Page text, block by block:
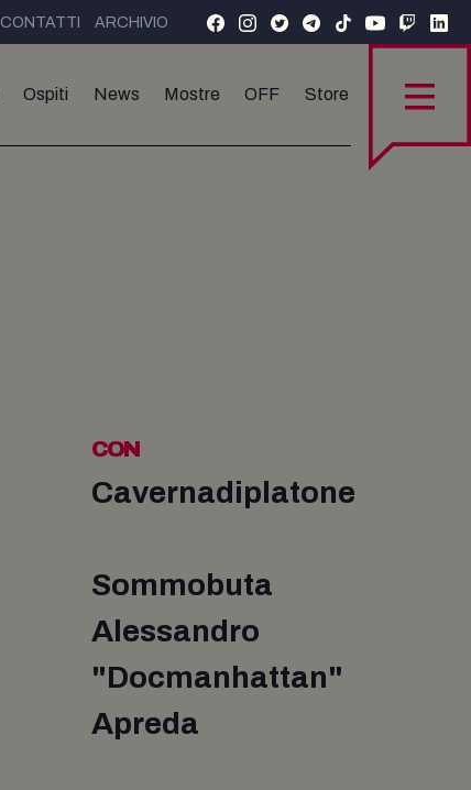
CONTATTI ARCHIVIO
Ospiti News Mostre OFF Store
CON
Cavernadiplatone
Sommobuta
Alessandro
"Docmanhattan"
Apreda